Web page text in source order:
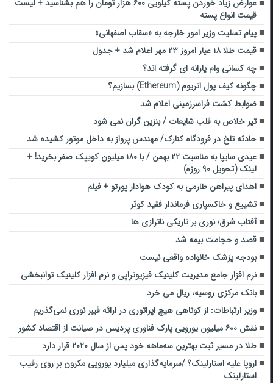
عوارض زیاد خوردن پسته کیلویی ۶۰۰ هزار تومان را هم بشناسید + لیست
قیمت انواع پسته
پیام تسلیت وزیر امور خارجه به «سقاب اصفهانی»
قیمت طلا ۱۸ عیار امروز ۲۳ مهر اعلام شد + جدول
چه کسانی وام یارانه ای گرفته اند؟
چگونه کیف پول اتریوم (Ethereum) بسازیم؟
ضوابط کشت فراسرزمینی اعلام شد
تیر خلاص به قلب شایعات / بنزین گران نمی شود
حادثه تلخ در فرودگاه کنارک/ مهندس پرواز به داخل موتور کشیده شد
عیدی سایپا به مناسبت ۲۲ بهمن / با ۱۸۰ میلیون کوییک صفر بخرید! +
لینک (تحویل ۹۰ روزه)
اهدای پیراهن طارمی به کودک هوادار پورتو + فیلم
تشییع و خاکسپاری فرماندار فقید کوثر
آفتاب شرق؛ نوری بر تاریکی ناترازی ها
قصد و حجامت بیمه شد
بودجه پزشک خانواده واقعی نیست
نرم افزار جامع مدیریت کلینیک فیزیوتراپی و نرم افزار کلینیک توانبخشی
بانک مرکزی روسیه، ریال می خرد
وزیر ارتباطات: از کوتاهی هیچ‌ اپراتوری در ارائه فیبر نوری نمی‌گذریم
نقش ۶۰۰ میلیون یورویی پارک فناوری پردیس در صیانت از اقتصاد کشور
طلا در مسیر ثبت بهترین سه‌ماهه خود پس از سال ۲۰۲۰ قرار دارد
اروپا علیه استارلینک؟ /سرمایه‌گذاری میلیارد یورویی مکرون بر روی رقیب
استارلینک